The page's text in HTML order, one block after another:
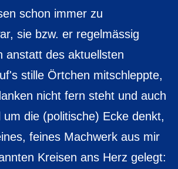
schon immer zu
sie bzw. er regelmässig
anstatt des aktuellsten
stille Örtchen mitschleppte,
nicht fern steht und auch
die (politische) Ecke denkt,
feines Machwerk aus mir
Kreisen ans Herz gelegt: